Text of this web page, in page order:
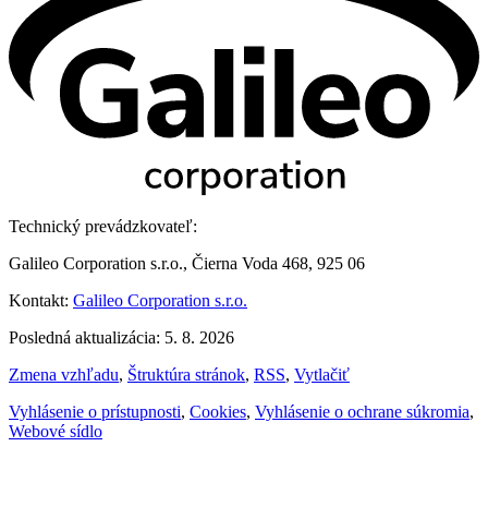
Technický prevádzkovateľ:
Galileo Corporation s.r.o., Čierna Voda 468, 925 06
Kontakt: Galileo Corporation s.r.o.
Posledná aktualizácia: 5. 8. 2026
Zmena vzhľadu, Štruktúra stránok, RSS, Vytlačiť
Vyhlásenie o prístupnosti, Cookies, Vyhlásenie o ochrane súkromia,
Webové sídlo